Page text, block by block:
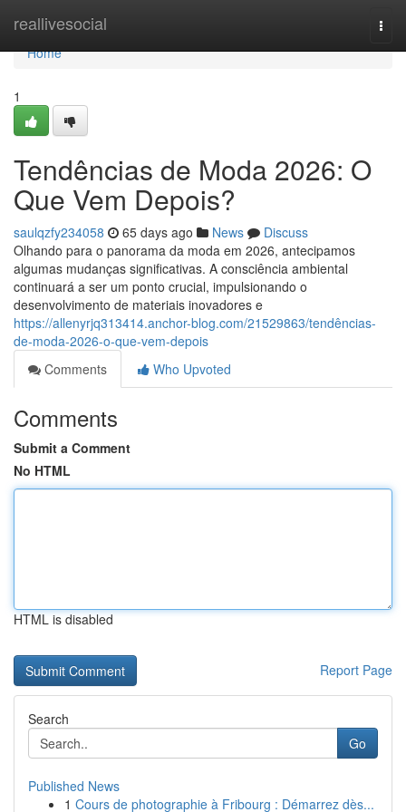
reallivesocial
Home
Home
1
Tendências de Moda 2026: O
Que Vem Depois?
saulqzfy234058 65 days ago News
Discuss
Olhando para o panorama da moda em 2026, antecipamos
algumas mudanças significativas. A consciência ambiental
continuará a ser um ponto crucial, impulsionando o
desenvolvimento de materiais inovadores e
https://allenyrjq313414.anchor-blog.com/21529863/tendências-
de-moda-2026-o-que-vem-depois
Comments
Who Upvoted
Comments
Submit a Comment
No HTML
HTML is disabled
Report Page
Search
Go
Published News
1 Cours de photographie à Fribourg : Démarrez dès...